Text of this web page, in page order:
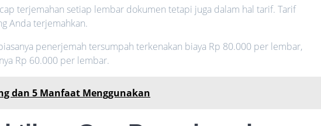
terjemahan setiap lembar dokumen tetapi juga dalam hal tarif. Tarif
Anda terjemahkan.
penerjemah tersumpah terkenakan biaya Rp 80.000 per lembar,
Rp 60.000 per lembar.
dan 5 Manfaat Menggunakan